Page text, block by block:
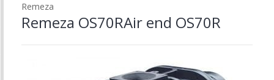
Remeza
Remeza OS70RAir end OS70R